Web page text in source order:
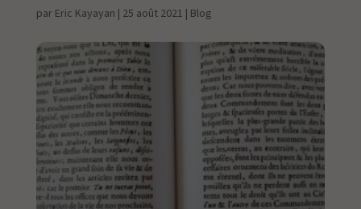
par Eric Kayayan | 25 août 2021 | Blog